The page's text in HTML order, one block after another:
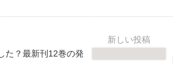
た？最新刊12巻の発